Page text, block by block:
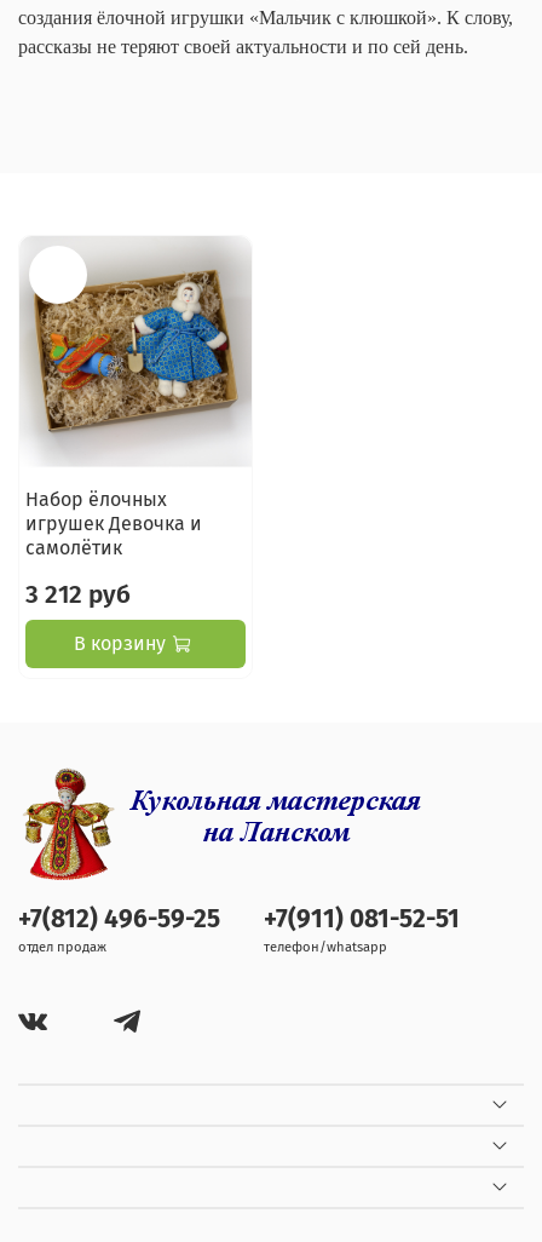
создания ёлочной игрушки «Мальчик с клюшкой». К слову,
рассказы не теряют своей актуальности и по сей день.
Набор ёлочных
игрушек Девочка и
самолётик
3 212 руб
В корзину
+7(812) 496-59-25
отдел продаж
+7(911) 081-52-51
телефон/whatsapp